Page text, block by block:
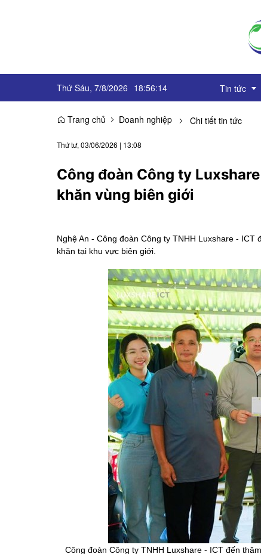
Thứ Sáu, 7/8/2026 18:56:15 Tin tức
Sự kiện
Trang chủ Doanh nghiệp Chi tiết tin tức
Thứ tư, 03/06/2026 | 13:08
Công đoàn Công ty
khăn vùng biên giới
Nghệ An - Công đoàn Công ty TNHH Luxshare -
khăn tại khu vực biên giới.
Công đoàn Công ty TNHH Luxshare - ICT đến